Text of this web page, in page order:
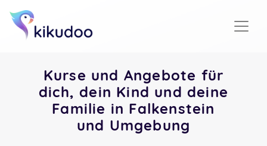
Kurse und Angebote für
dich, dein Kind und deine
Familie in Falkenstein
und Umgebung